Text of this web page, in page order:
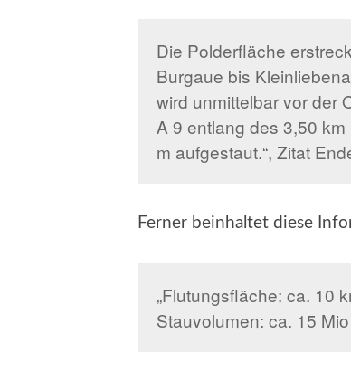
Die Polderfläche
Burgaue bis
wird unmittelbar vor der
A 9 entlang des 3,50
m aufgestaut.“, Zitat
Ferner beinhaltet diese
„Flutungsfläche: ca. 10
Stauvolumen: ca. 15 Mio